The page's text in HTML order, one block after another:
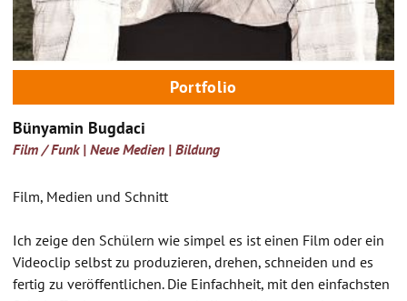
Portfolio
Bünyamin Bugdaci
Film / Funk | Neue Medien | Bildung
Film, Medien und Schnitt
Ich zeige den Schülern wie simpel es ist einen Film oder ein
Videoclip selbst zu produzieren, drehen, schneiden und es
fertig zu veröffentlichen. Die Einfachheit, mit den einfachsten